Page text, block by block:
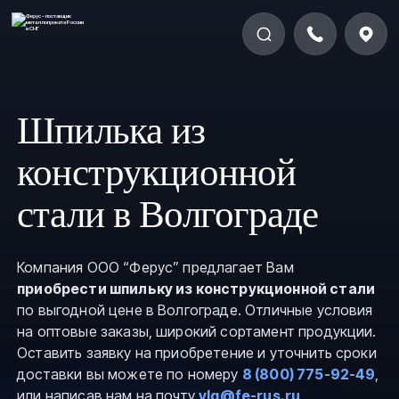
Шпилька из
конструкционной
стали в Волгограде
Компания ООО “Ферус” предлагает Вам
приобрести шпильку из конструкционной стали
по выгодной цене в Волгограде. Отличные условия
на оптовые заказы, широкий сортамент продукции.
Оставить заявку на приобретение и уточнить сроки
доставки вы можете по номеру 8 (800) 775-92-49,